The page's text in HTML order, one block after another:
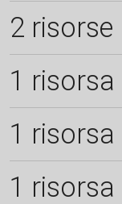
2 risorse
1 risorsa
1 risorsa
1 risorsa